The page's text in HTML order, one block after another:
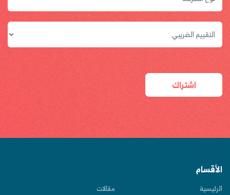
اشتراك
الأقسام
الرئيسية
مقالات